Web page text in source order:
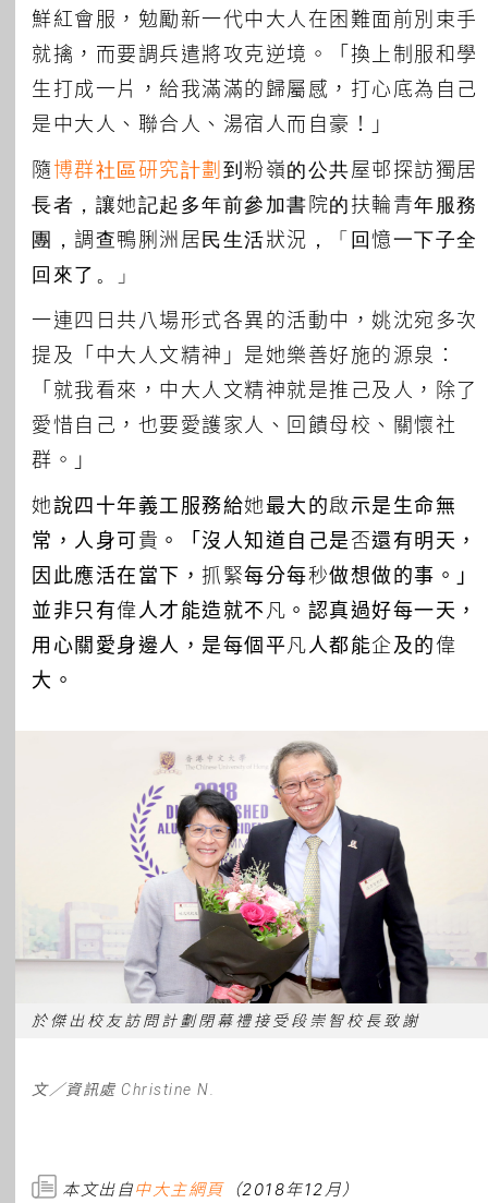
鮮紅會服，勉勵新一代中大人在困難面前別束手
就擒，而要調兵遣將攻克逆境。「換上制服和學
生打成一片，給我滿滿的歸屬感，打心底為自己
是中大人、聯合人、湯宿人而自豪！」
隨博群社區研究計劃 到粉嶺的公共屋邨探訪獨居
長者，讓她記起多年前參加書院的扶輪青年服務
團，調查鴨脷洲居民生活狀況，「回憶一下子全
回來了。」
一連四日共八場形式各異的活動中，姚沈宛多次
提及「中大人文精神」是她樂善好施的源泉：
「就我看來，中大人文精神就是推己及人，除了
愛惜自己，也要愛護家人、回饋母校、關懷社
群。」
她說四十年義工服務給她最大的啟示是生命無
常，人身可貴。「沒人知道自己是否還有明天，
因此應活在當下，抓緊每分每秒做想做的事。」
並非只有偉人才能造就不凡。認真過好每一天，
用心關愛身邊人，是每個平凡人都能企及的偉
大。
於傑出校友訪問計劃閉幕禮接受段崇智校長致謝
文／資訊處 Christine N.
本文出自中大主網頁（2018年12月）